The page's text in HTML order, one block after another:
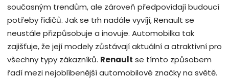
současným trendům, ale zároveň předpovídají budoucí
potřeby řidičů. Jak se trh nadále vyvíjí, Renault se
neustále přizpůsobuje a inovuje. Automobilka tak
zajišťuje, že její modely zůstávají aktuální a atraktivní pro
všechny typy zákazníků. Renault se tímto způsobem
řadí mezi nejoblíbenější automobilové značky na světě.